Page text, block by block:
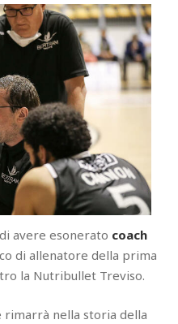
avere esonerato coach
di allenatore della prima
la Nutribullet Treviso.
rimarrà nella storia della